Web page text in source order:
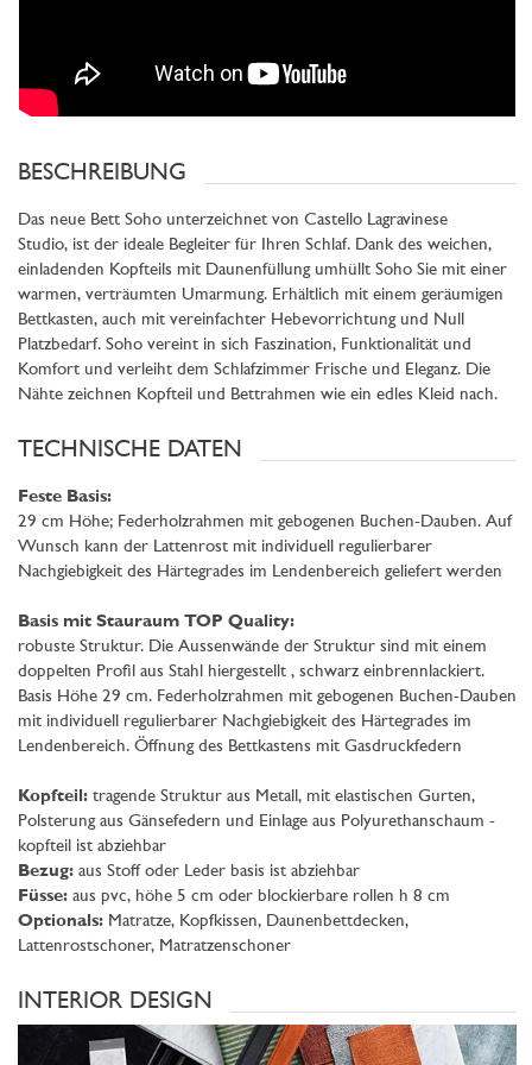
BESCHREIBUNG
Das neue Bett Soho unterzeichnet von Castello Lagravinese
Studio, ist der ideale Begleiter für Ihren Schlaf. Dank des weichen,
einladenden Kopfteils mit Daunenfüllung umhüllt Soho Sie mit einer
warmen, verträumten Umarmung. Erhältlich mit einem geräumigen
Bettkasten, auch mit vereinfachter Hebevorrichtung und Null
Platzbedarf. Soho vereint in sich Faszination, Funktionalität und
Komfort und verleiht dem Schlafzimmer Frische und Eleganz. Die
Nähte zeichnen Kopfteil und Bettrahmen wie ein edles Kleid nach.
TECHNISCHE DATEN
Feste Basis:
29 cm Höhe; Federholzrahmen mit gebogenen Buchen-Dauben. Auf
Wunsch kann der Lattenrost mit individuell regulierbarer
Nachgiebigkeit des Härtegrades im Lendenbereich geliefert werden
Basis mit Stauraum TOP Quality:
robuste Struktur. Die Aussenwände der Struktur sind mit einem
doppelten Profil aus Stahl hiergestellt , schwarz einbrennlackiert.
Basis Höhe 29 cm. Federholzrahmen mit gebogenen Buchen-Dauben
mit individuell regulierbarer Nachgiebigkeit des Härtegrades im
Lendenbereich. Öffnung des Bettkastens mit Gasdruckfedern
Kopfteil: tragende Struktur aus Metall, mit elastischen Gurten,
Polsterung aus Gänsefedern und Einlage aus Polyurethanschaum -
kopfteil ist abziehbar
Bezug: aus Stoff oder Leder basis ist abziehbar
Füsse: aus pvc, höhe 5 cm oder blockierbare rollen h 8 cm
Optionals: Matratze, Kopfkissen, Daunenbettdecken,
Lattenrostschoner, Matratzenschoner
INTERIOR DESIGN